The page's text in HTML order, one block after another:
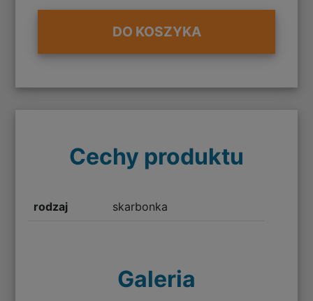
DO KOSZYKA
Cechy produktu
rodzaj skarbonka
Galeria